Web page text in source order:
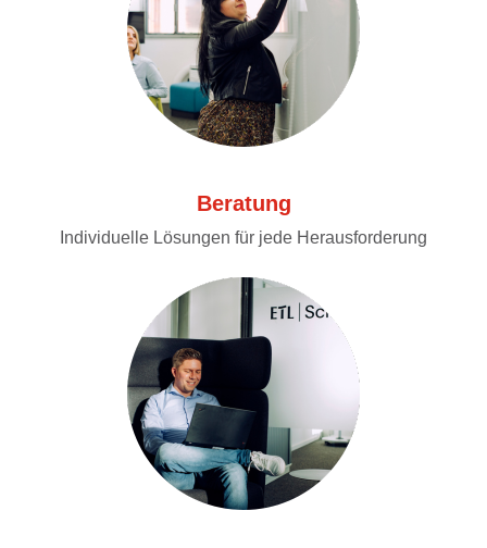
Beratung
Individuelle Lösungen für jede Herausforderung